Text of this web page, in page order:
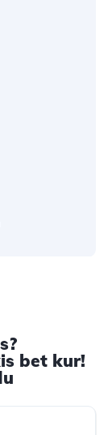
bet kur!